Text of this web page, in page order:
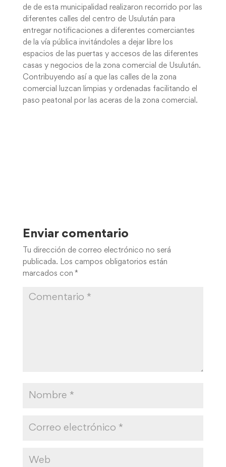
de de esta municipalidad realizaron recorrido por las
diferentes calles del centro de Usulután para
entregar notificaciones a diferentes comerciantes
de la vía pública invitándoles a dejar libre los
espacios de las puertas y accesos de las diferentes
casas y negocios de la zona comercial de Usulután.
Contribuyendo así a que las calles de la zona
comercial luzcan limpias y ordenadas facilitando el
paso peatonal por las aceras de la zona comercial.
Enviar comentario
Tu dirección de correo electrónico no será
publicada. Los campos obligatorios están
marcados con *